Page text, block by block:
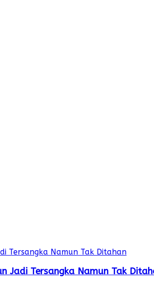
Jadi Tersangka Namun Tak